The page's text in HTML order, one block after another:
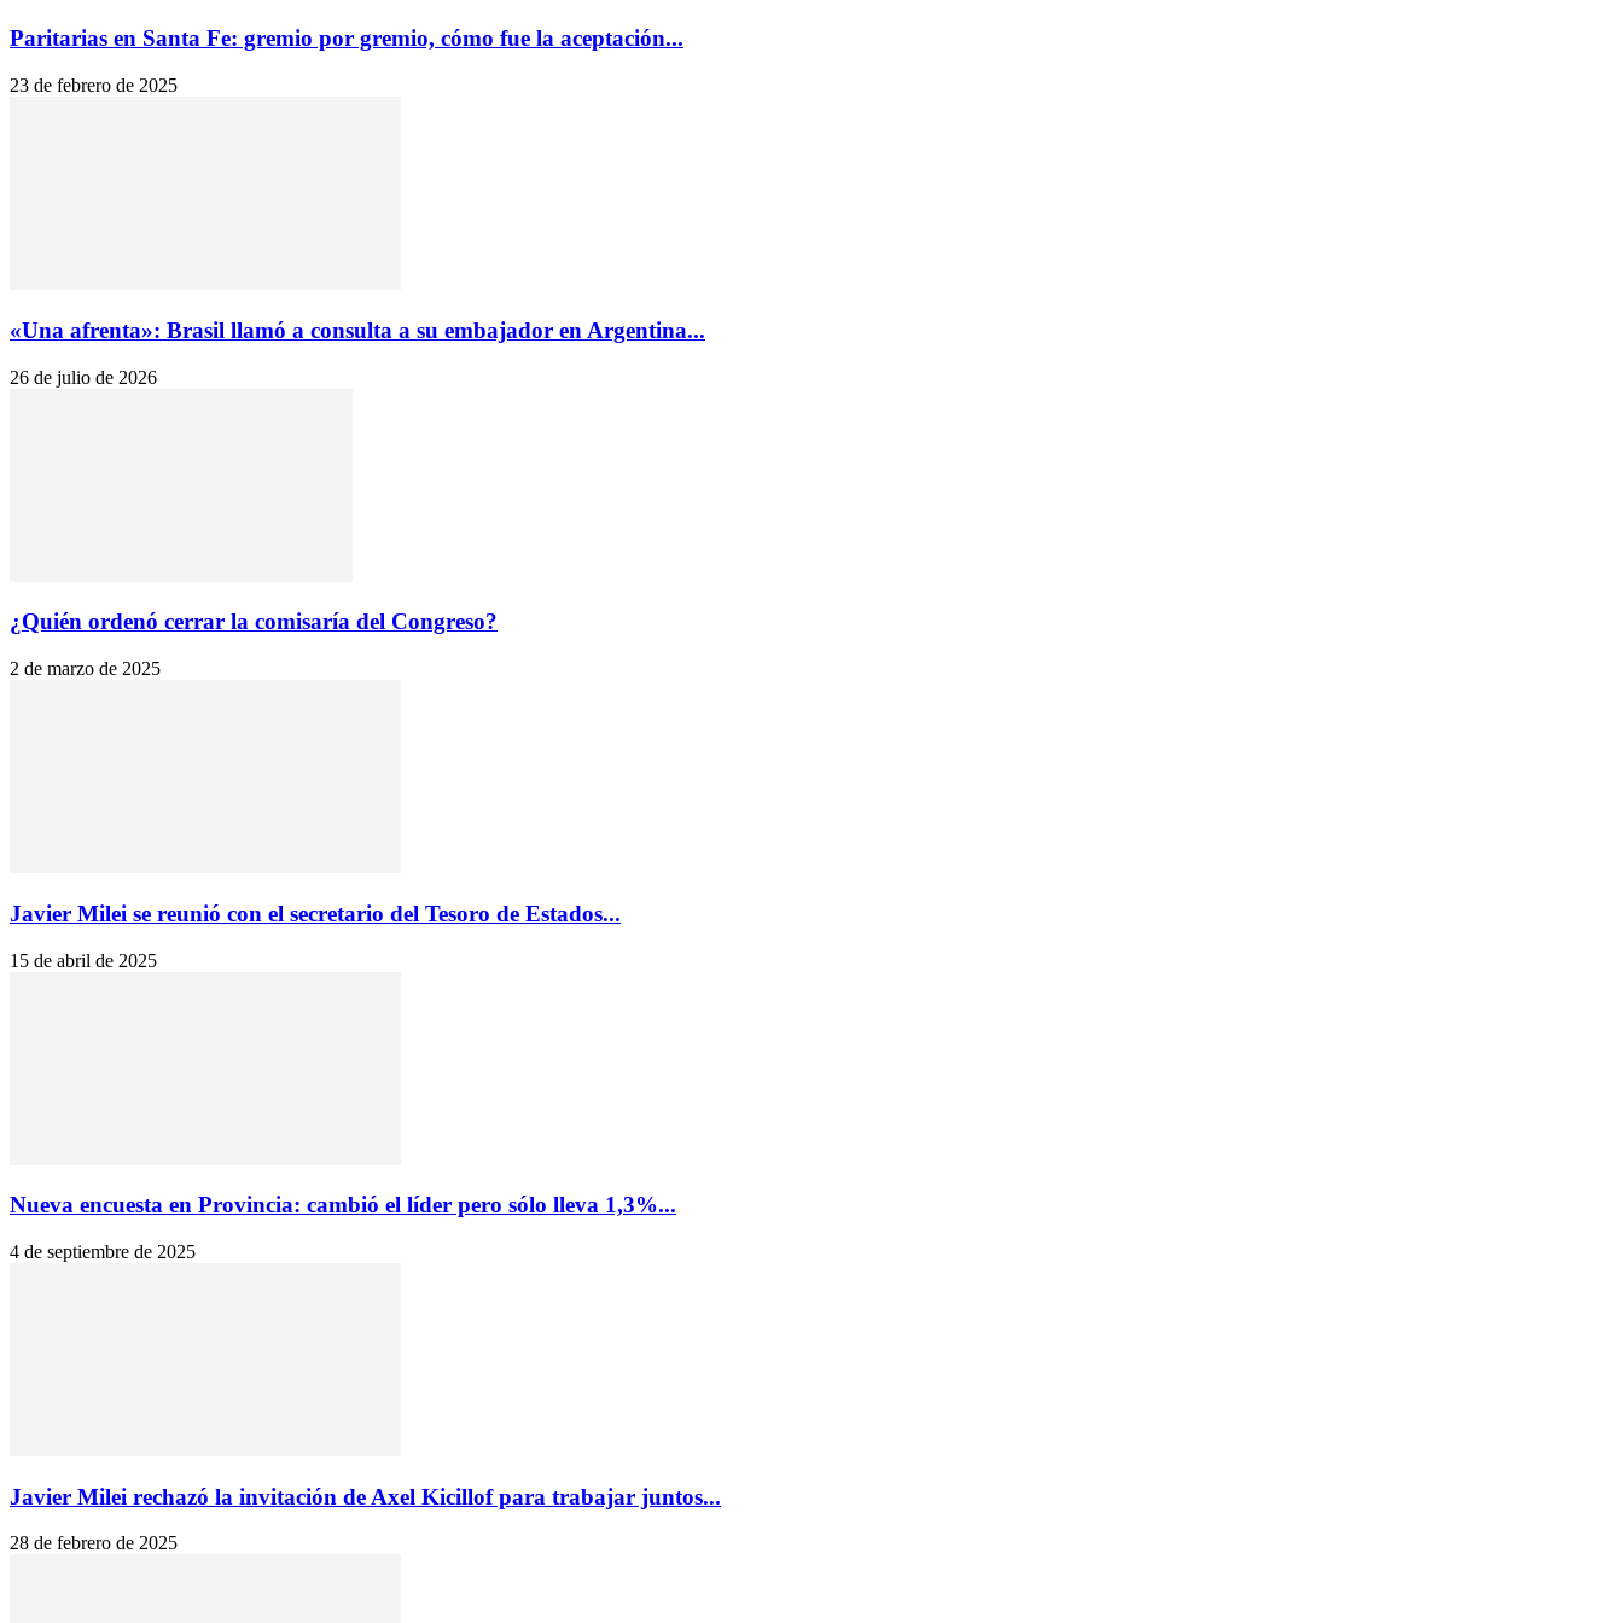
Paritarias en Santa Fe: gremio por gremio, cómo fue la aceptación...
23 de febrero de 2025
«Una afrenta»: Brasil llamó a consulta a su embajador en Argentina...
26 de julio de 2026
¿Quién ordenó cerrar la comisaría del Congreso?
2 de marzo de 2025
Javier Milei se reunió con el secretario del Tesoro de Estados...
15 de abril de 2025
Nueva encuesta en Provincia: cambió el líder pero sólo lleva 1,3%...
4 de septiembre de 2025
Javier Milei rechazó la invitación de Axel Kicillof para trabajar juntos...
28 de febrero de 2025